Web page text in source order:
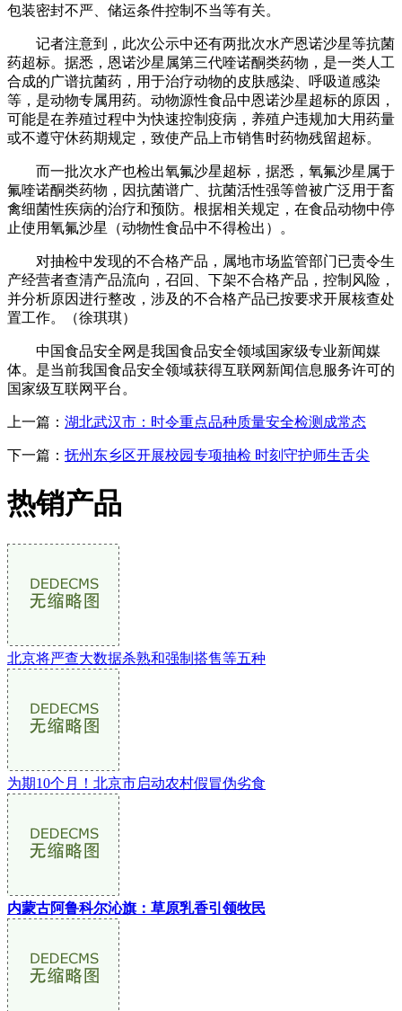
包装密封不严、储运条件控制不当等有关。
记者注意到，此次公示中还有两批次水产恩诺沙星等抗菌
药超标。据悉，恩诺沙星属第三代喹诺酮类药物，是一类人工
合成的广谱抗菌药，用于治疗动物的皮肤感染、呼吸道感染
等，是动物专属用药。动物源性食品中恩诺沙星超标的原因，
可能是在养殖过程中为快速控制疫病，养殖户违规加大用药量
或不遵守休药期规定，致使产品上市销售时药物残留超标。
而一批次水产也检出氧氟沙星超标，据悉，氧氟沙星属于
氟喹诺酮类药物，因抗菌谱广、抗菌活性强等曾被广泛用于畜
禽细菌性疾病的治疗和预防。根据相关规定，在食品动物中停
止使用氧氟沙星（动物性食品中不得检出）。
对抽检中发现的不合格产品，属地市场监管部门已责令生
产经营者查清产品流向，召回、下架不合格产品，控制风险，
并分析原因进行整改，涉及的不合格产品已按要求开展核查处
置工作。（徐琪琪）
中国食品安全网是我国食品安全领域国家级专业新闻媒
体。是当前我国食品安全领域获得互联网新闻信息服务许可的
国家级互联网平台。
上一篇： 湖北武汉市：时令重点品种质量安全检测成常态
下一篇： 抚州东乡区开展校园专项抽检 时刻守护师生舌尖
热销产品
北京将严查大数据杀熟和强制搭售等五种
为期10个月！北京市启动农村假冒伪劣食
内蒙古阿鲁科尔沁旗：草原乳香引领牧民